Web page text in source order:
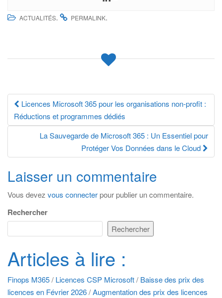
ACTUALITÉS. PERMALINK.
Navigation
des
articles
Licences Microsoft 365 pour les organisations non-profit :
Réductions et programmes dédiés
La Sauvegarde de Microsoft 365 : Un Essentiel pour
Protéger Vos Données dans le Cloud
Laisser un commentaire
Vous devez vous connecterpour publier un commentaire.
Rechercher
Rechercher
Articles à lire :
Finops M365/ Licences CSP Microsoft/ Baisse des prix des
licences en Février 2026/Augmentation des prix des licences